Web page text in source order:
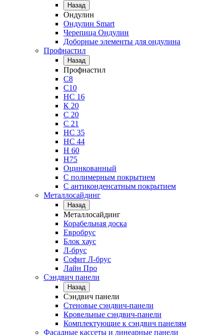
Назад
Ондулин
Ондулин Smart
Черепица Ондулин
Доборные элементы для ондулина
Профнастил
Назад
Профнастил
С8
С10
НС 16
К 20
С 20
С 21
НС 35
НС 44
Н 60
Н75
Оцинкованный
С полимерным покрытием
С антиконденсатным покрытием
Металлосайдинг
Назад
Металлосайдинг
Корабельная доска
Евробрус
Блок хаус
Л-брус
Софит Л-брус
Лайн Про
Сэндвич панели
Назад
Сэндвич панели
Стеновые сэндвич-панели
Кровельные сэндвич-панели
Комплектующие к сэндвич панелям
Фасадные кассеты и линеарные панели